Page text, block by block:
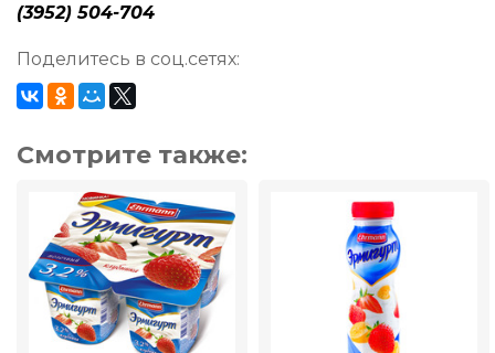
(3952) 504-704
Поделитесь в соц.сетях:
Смотрите также: